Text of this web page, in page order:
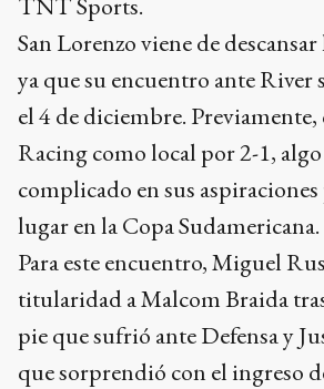
San Lorenzo viene de
ya que su encuentro ante River
el 4 de diciembre. Previamente,
Racing como local por 2-1,
complicado en sus
lugar en la Copa Sudamericana.
Para este encuentro, Miguel
titularidad a Malcom Braida
pie que sufrió ante Defensa y
que sorprendió con el ingreso